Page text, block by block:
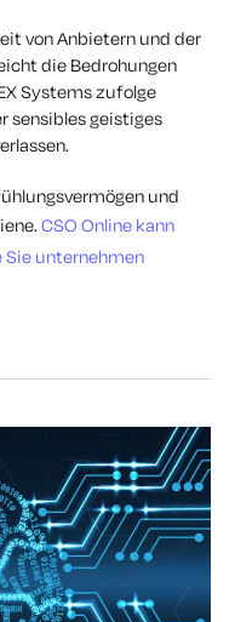
von Anbietern und der
die Bedrohungen
Systems zufolge
sensibles geistiges
und
CSO Online kann
Sie unternehmen